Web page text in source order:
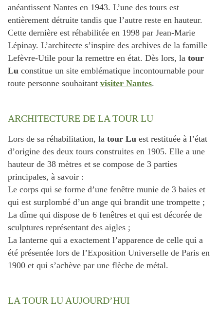
anéantissent Nantes en 1943. L’une des tours est
entièrement détruite tandis que l’autre reste en hauteur.
Cette dernière est réhabilitée en 1998 par Jean-Marie
Lépinay. L’architecte s’inspire des archives de la famille
Lefèvre-Utile pour la remettre en état. Dès lors, la tour
Lu constitue un site emblématique incontournable pour
toute personne souhaitant visiter Nantes.
ARCHITECTURE DE LA TOUR LU
Lors de sa réhabilitation, la tour Lu est restituée à l’état
d’origine des deux tours construites en 1905. Elle a une
hauteur de 38 mètres et se compose de 3 parties
principales, à savoir :
Le corps qui se forme d’une fenêtre munie de 3 baies et
qui est surplombé d’un ange qui brandit une trompette ;
La dîme qui dispose de 6 fenêtres et qui est décorée de
sculptures représentant des aigles ;
La lanterne qui a exactement l’apparence de celle qui a
été présentée lors de l’Exposition Universelle de Paris en
1900 et qui s’achève par une flèche de métal.
LA TOUR LU AUJOURD’HUI